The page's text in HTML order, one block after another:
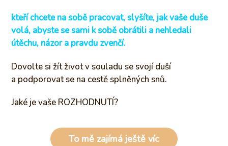
kteří chcete na sobě pracovat, slyšíte, jak vaše duše
volá, abyste se sami k sobě obrátili a nehledali
útěchu, názor a pravdu zvenčí.
Dovolte si žít život v souladu se svojí duší
a podporovat se na cestě splněných snů.
Jaké je vaše ROZHODNUTÍ?
To mě zajímá ještě víc